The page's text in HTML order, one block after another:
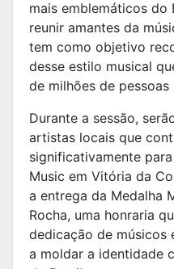
mais emblemáticos do
reunir amantes da
tem como objetivo
desse estilo musical
de milhões de
Durante a sessão,
artistas locais que
significativamente
Music em Vitória da
a entrega da Medalha
Rocha, uma honraria
dedicação de músicos
a moldar a identidade